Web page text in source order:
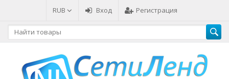
RUB Вход Регистрация